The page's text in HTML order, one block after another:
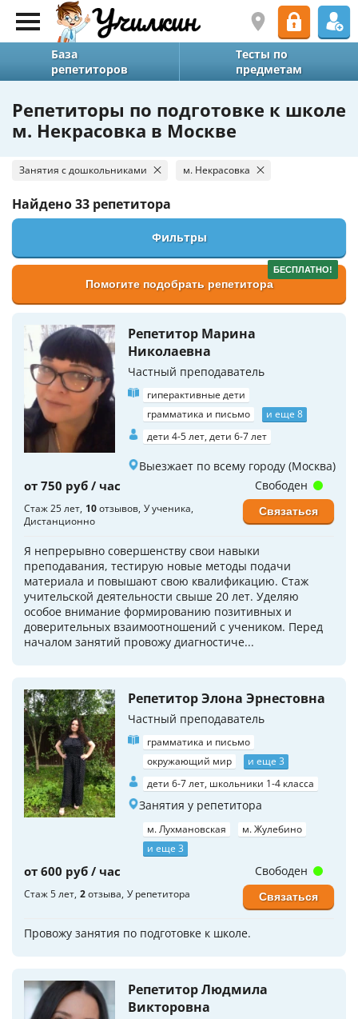
База
репетиторов
Тесты по
предметам
Репетиторы по подготовке к школе
м. Некрасовка в Москве
Занятия с дошкольниками м. Некрасовка
Найдено33 репетитора
Фильтры
БЕСПЛАТНО!
Помогите подобрать репетитора
Репетитор Марина
Николаевна
Частный преподаватель
гиперактивные дети
грамматика и письмо
и еще 8
дети 4-5 лет, дети 6-7 лет
Выезжает по всему городу (Москва)
от 750 руб / час
Стаж 25 лет 10отзывов У ученика
Дистанционно
Я непрерывно совершенству свои навыки
преподавания, тестирую новые методы подачи
материала и повышают свою квалификацию. Стаж
учительской деятельности свыше 20 лет. Уделяю
особое внимание формированию позитивных и
доверительных взаимоотношений с учеником. Перед
началом занятий провожу диагностиче...
Свободен
Связаться
Репетитор Элона Эрнестовна
Частный преподаватель
грамматика и письмо
окружающий мир
и еще 3
дети 6-7 лет, школьники 1-4 класса
Занятия у репетитора
м. Лухмановская
м. Жулебино
и еще 3
от 600 руб / час
Стаж 5 лет 2отзыва У репетитора
Провожу занятия по подготовке к школе.
Свободен
Связаться
Репетитор Людмила
Викторовна